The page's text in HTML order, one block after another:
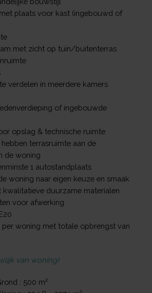
plaats voor kast (ingebouwd of
met zicht op tuin/buitenterras
verdelen in meerdere kamers
of ingebouwde
opslag & technische ruimte
terrasruimte aan de
de woning
1 autostandplaats
woning naar eigen keuze en smaak
kwalitatieve duurzame materialen
voor afwerking
per woning met totale opbrengst van
van woning)
: 500 m²